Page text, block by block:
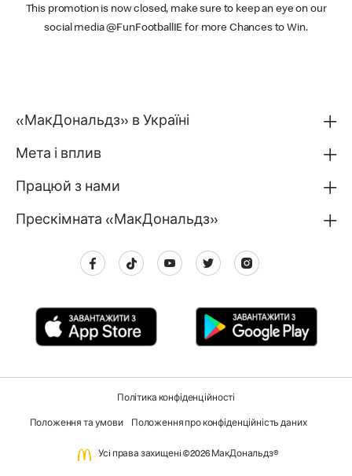
This promotion is now closed, make sure to keep an eye on our
social media @FunFootballIE for more Chances to Win.
«МакДональдз» в Україні
Мета і вплив
Працюй з нами
Прескімната «МакДональдз»
Політика конфіденційності
Положення та умови Положення про конфіденційність даних
Усi права захищенi ©2026 МакДональдз®